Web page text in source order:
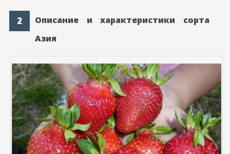
Описание и характеристики сорта
Азия